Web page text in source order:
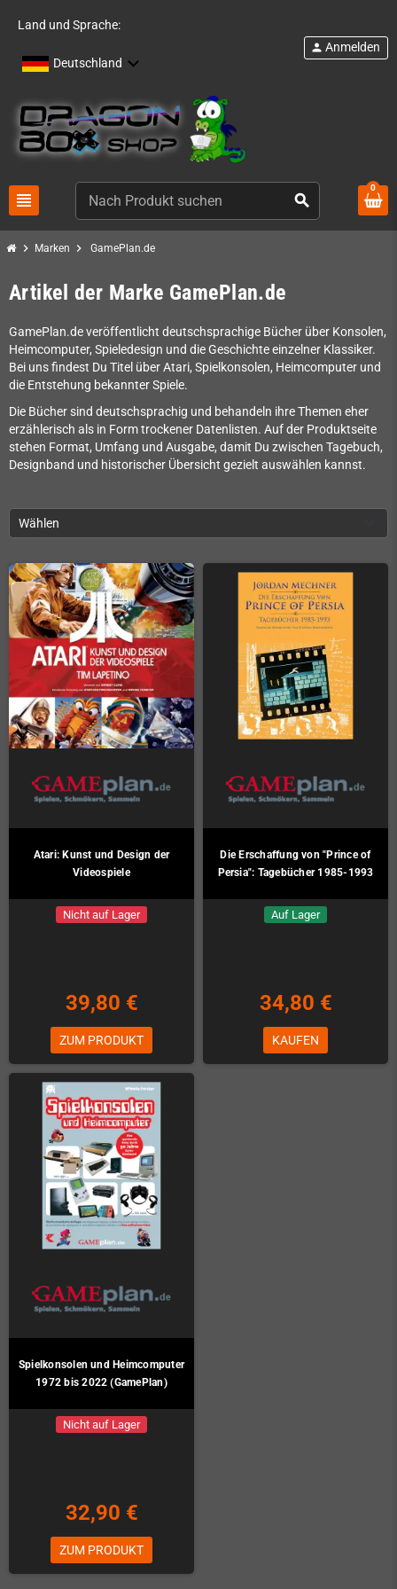
Land und Sprache:
Deutschland
view_headline search
person Anmelden
0
chevron_right Marken chevron_right GamePlan.de
Artikel der Marke GamePlan.de
GamePlan.de veröffentlicht deutschsprachige Bücher über Konsolen,
Heimcomputer, Spieledesign und die Geschichte einzelner Klassiker.
Bei uns findest Du Titel über Atari, Spielkonsolen, Heimcomputer und
die Entstehung bekannter Spiele.
Die Bücher sind deutschsprachig und behandeln ihre Themen eher
erzählerisch als in Form trockener Datenlisten. Auf der Produktseite
stehen Format, Umfang und Ausgabe, damit Du zwischen Tagebuch,
Designband und historischer Übersicht gezielt auswählen kannst.
Wählen
Atari: Kunst und Design der
Videospiele
Nicht auf Lager
39,80 €
ZUM PRODUKT
Die Erschaffung von "Prince of
Persia": Tagebücher 1985-1993
Auf Lager
34,80 €
KAUFEN
Spielkonsolen und Heimcomputer
1972 bis 2022 (GamePlan)
Nicht auf Lager
32,90 €
ZUM PRODUKT